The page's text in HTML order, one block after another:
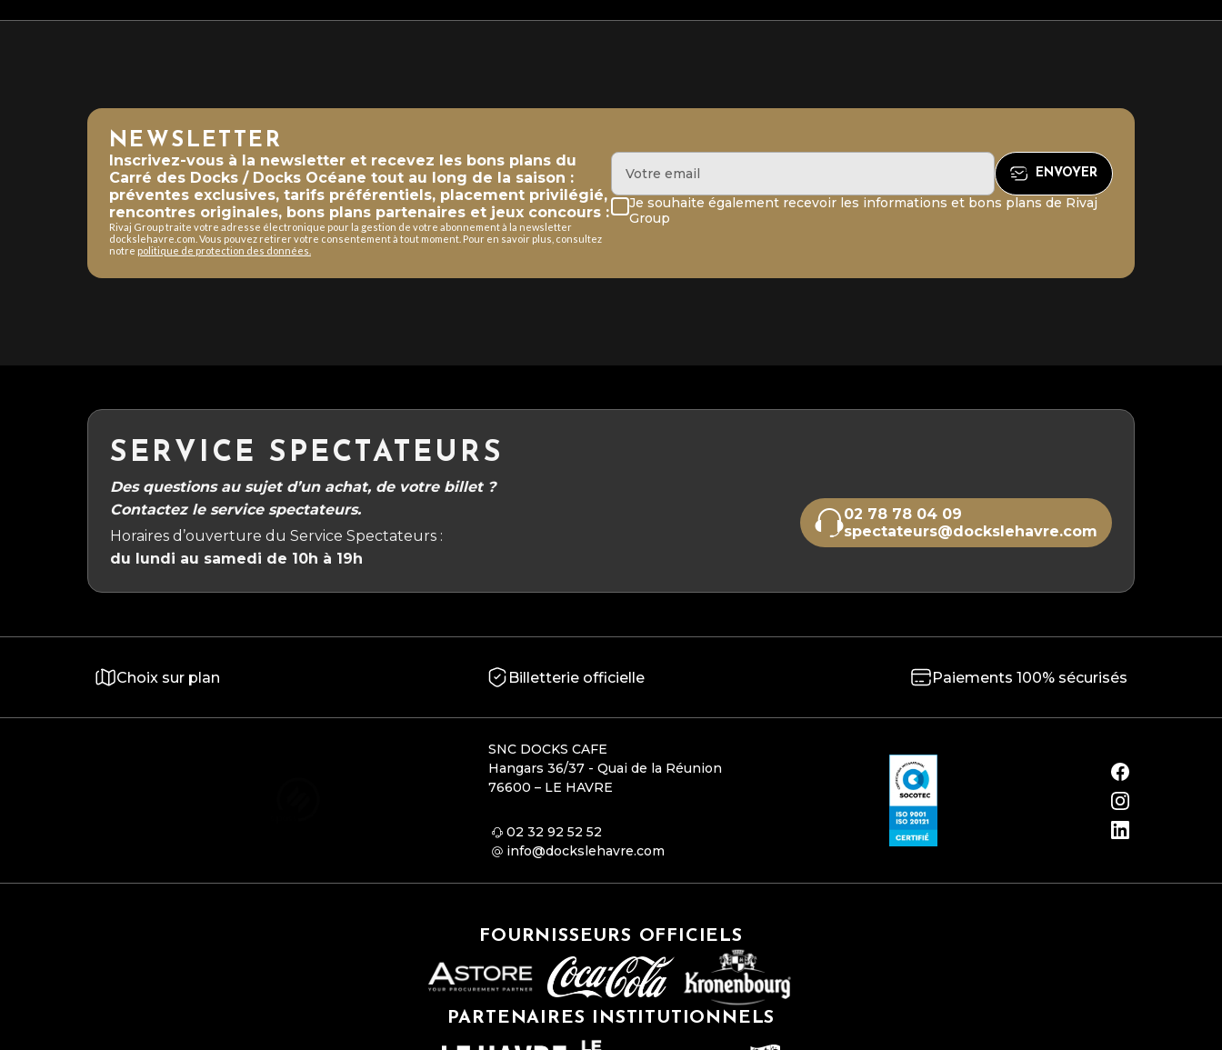
NEWSLETTER
Inscrivez-vous à la newsletter et recevez les bons plans du
Carré des Docks / Docks Océane tout au long de la saison :
préventes exclusives, tarifs préférentiels, placement privilégié,
rencontres originales, bons plans partenaires et jeux concours :
Rivaj Group traite votre adresse électronique pour la gestion de votre abonnement à la newsletter
dockslehavre.com. Vous pouvez retirer votre consentement à tout moment. Pour en savoir plus, consultez
notre politique de protection des données.
Je souhaite également recevoir les informations et bons plans de Rivaj
Group
SERVICE SPECTATEURS
Des questions au sujet d’un achat, de votre billet ?
Contactez le service spectateurs.
Horaires d’ouverture du Service Spectateurs :
du lundi au samedi de 10h à 19h
02 78 78 04 09
spectateurs@dockslehavre.com
Choix sur plan Billetterie officielle Paiements 100% sécurisés
SNC DOCKS CAFE
Hangars 36/37 - Quai de la Réunion
76600 – LE HAVRE
02 32 92 52 52
info@dockslehavre.com
FOURNISSEURS OFFICIELS
PARTENAIRES INSTITUTIONNELS